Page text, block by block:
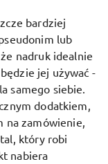
bardziej
lub
nadruk idealnie
jej używać -
samego siebie.
dodatkiem,
na zamówienie,
który robi
nabiera